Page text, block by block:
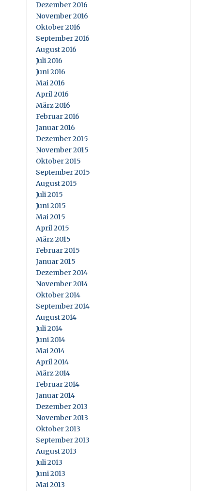
Dezember 2016
November 2016
Oktober 2016
September 2016
August 2016
Juli 2016
Juni 2016
Mai 2016
April 2016
März 2016
Februar 2016
Januar 2016
Dezember 2015
November 2015
Oktober 2015
September 2015
August 2015
Juli 2015
Juni 2015
Mai 2015
April 2015
März 2015
Februar 2015
Januar 2015
Dezember 2014
November 2014
Oktober 2014
September 2014
August 2014
Juli 2014
Juni 2014
Mai 2014
April 2014
März 2014
Februar 2014
Januar 2014
Dezember 2013
November 2013
Oktober 2013
September 2013
August 2013
Juli 2013
Juni 2013
Mai 2013